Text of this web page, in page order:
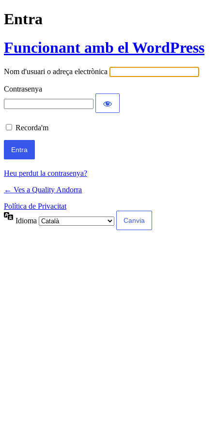
Entra
Funcionant amb el WordPress
Nom d'usuari o adreça electrònica
Contrasenya
Recorda'm
Heu perdut la contrasenya?
← Ves a Quality Andorra
Política de Privacitat
Idioma